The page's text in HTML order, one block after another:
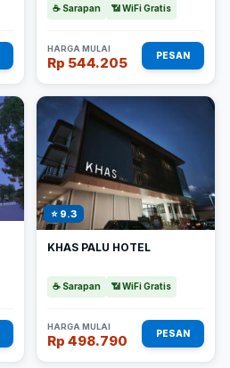
☕ Sarapan 📶 WiFi Gratis
HARGA MULAI
Rp 544.205 PESAN
⭐ 9.3
KHAS PALU HOTEL
☕ Sarapan 📶 WiFi Gratis
HARGA MULAI
Rp 498.790 PESAN